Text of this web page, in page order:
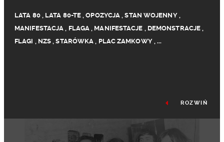
LATA 80, LATA 80-TE ,OPOZYCJA ,STAN WOJENNY,
MANIFESTACJA , FLAGA , MANIFESTACJE , DEMONSTRACJE ,
FLAGI , NZS ,STARÓWKA , PLAC ZAMKOWY,...
ROZWIŃ